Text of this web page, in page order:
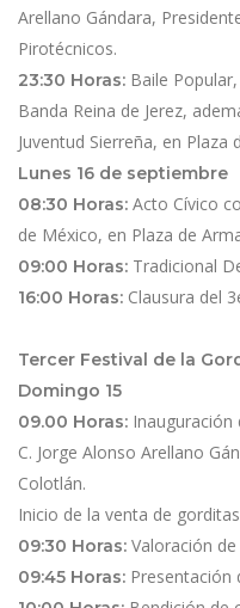
Arellano Gándara,
Pirotécnicos.
23:30 Horas: Baile
Banda Reina de Jerez,
Juventud Sierreña, en Plaza
Lunes 16 de septiembre
08:30 Horas: Acto Cívico
de México, en Plaza de
09:00 Horas: Tradicional
16:00 Horas: Clausura del
Tercer Festival de la
Domingo 15
09.00 Horas: Inauguración
C. Jorge Alonso Arellano
Colotlán.
Inicio de la venta de
09:30 Horas: Valoración
09:45 Horas: Presentación